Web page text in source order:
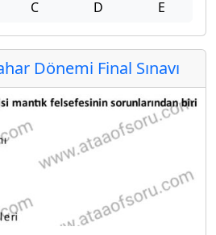
C D E
Dönemi Final Sınavı